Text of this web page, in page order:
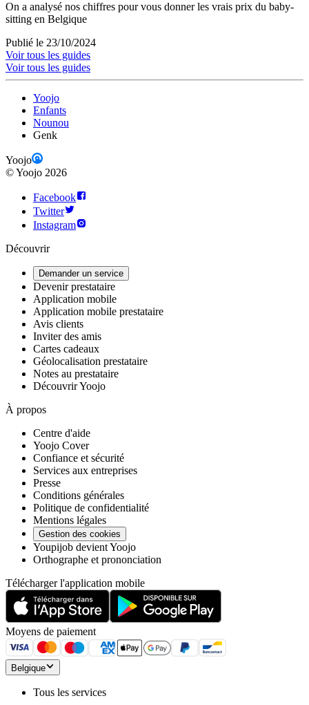
On a analysé nos chiffres pour vous donner les vrais prix du baby-
sitting en Belgique
Publié le 23/10/2024
Voir tous les guides
Voir tous les guides
Yoojo
Enfants
Nounou
Genk
Yoojo
©Yoojo 2026
Facebook
Twitter
Instagram
Découvrir
Demander un service
Devenir prestataire
Application mobile
Application mobile prestataire
Avis clients
Inviter des amis
Cartes cadeaux
Géolocalisation prestataire
Notes au prestataire
Découvrir Yoojo
À propos
Centre d'aide
Yoojo Cover
Confiance et sécurité
Services aux entreprises
Presse
Conditions générales
Politique de confidentialité
Mentions légales
Gestion des cookies
Youpijob devient Yoojo
Orthographe et prononciation
Télécharger l'application mobile
Moyens de paiement
Belgique
Tous les services